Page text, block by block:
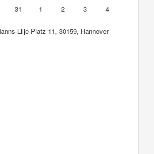
31 1 2 3 4
Lilje-Platz 11, 30159, Hannover